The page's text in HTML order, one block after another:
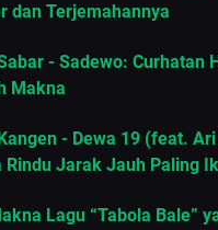
dan Terjemahannya
- Sadewo: Curhatan
Makna
- Dewa 19 (feat.
Rindu Jarak Jauh Paling
Lagu “Tabola Bale”